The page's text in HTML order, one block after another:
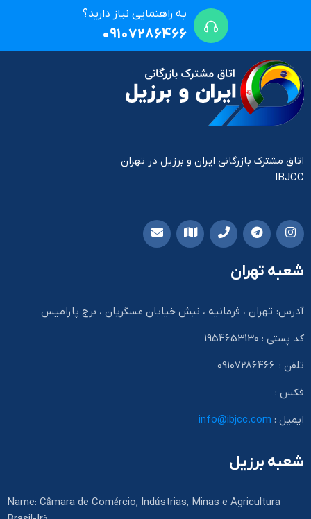
به راهنمایی نیاز دارید؟
09107286466
اتاق مشترک بازرگانی ایران و برزیل در تهران
IBJCC
شعبه تهران
آدرس: تهران ، فرمانیه ، نبش خیابان عسگریان ، برج پارامیس
کد پستی : 1954653130
تلفن : 09107286466
فکس : ——————
ایمیل : info@ibjcc.com
شعبه برزیل
Name: Câmara de Comércio, Indústrias, Minas e Agricultura